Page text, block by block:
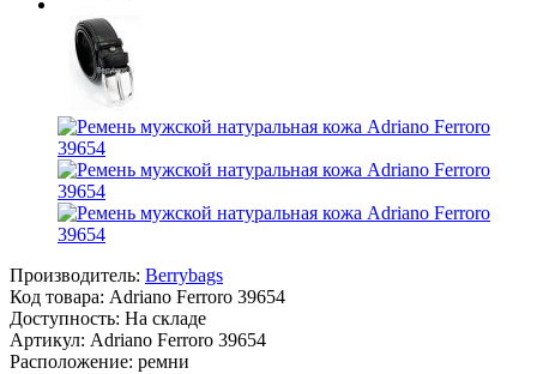
Производитель: Berrybags
Код товара: Adriano Ferroro 39654
Доступность: На складе
Артикул: Adriano Ferroro 39654
Расположение: ремни